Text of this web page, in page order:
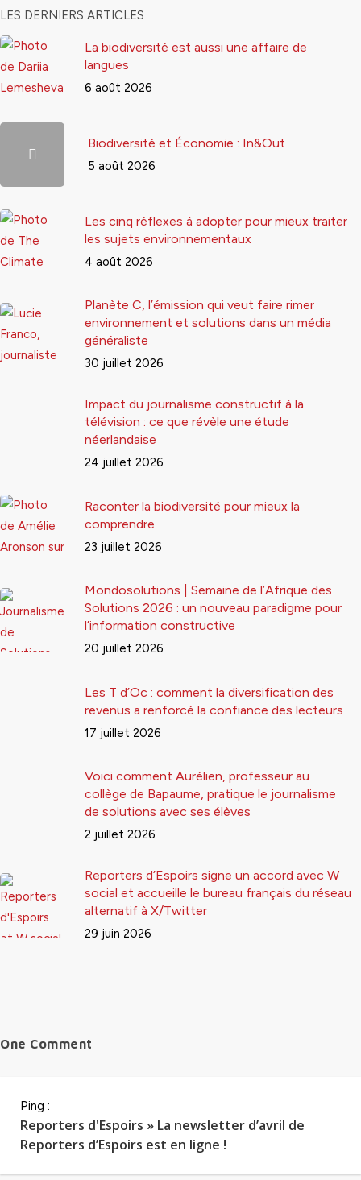
LES DERNIERS ARTICLES
La biodiversité est aussi une affaire de
langues
6 août 2026
Biodiversité et Économie : In&Out
5 août 2026
Les cinq réflexes à adopter pour mieux traiter
les sujets environnementaux
4 août 2026
Planète C, l’émission qui veut faire rimer
environnement et solutions dans un média
généraliste
30 juillet 2026
Impact du journalisme constructif à la
télévision : ce que révèle une étude
néerlandaise
24 juillet 2026
Raconter la biodiversité pour mieux la
comprendre
23 juillet 2026
Mondosolutions | Semaine de l’Afrique des
Solutions 2026 : un nouveau paradigme pour
l’information constructive
20 juillet 2026
Les T d’Oc : comment la diversification des
revenus a renforcé la confiance des lecteurs
17 juillet 2026
Voici comment Aurélien, professeur au
collège de Bapaume, pratique le journalisme
de solutions avec ses élèves
2 juillet 2026
Reporters d’Espoirs signe un accord avec W
social et accueille le bureau français du réseau
alternatif à X/Twitter
29 juin 2026
One Comment
Ping :
Reporters d'Espoirs » La newsletter d’avril de
Reporters d’Espoirs est en ligne !